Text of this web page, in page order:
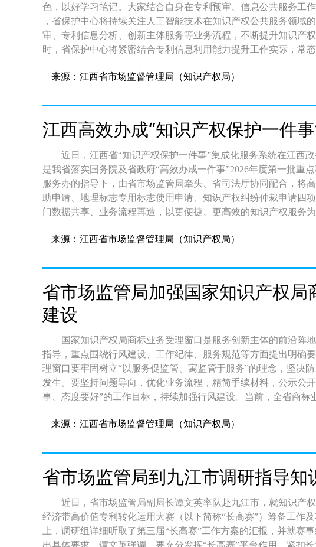
system.cponline.cnipa.gov.cn/conventionalSearch）。 大众组网络知识竞赛线上答题系统在黄河流域知识产权大
数据中心平台（网址：https://huanghe-ip.com）发布。 七、奖项设置 专业组决赛将评出一等奖3名、二等奖6
名、三等奖9名、优秀奖18名，现场予以通报表扬。 大众组线上答题后生成成绩，成绩优秀者将获得电子版
证书。 八、赛事培训 决赛期间，面向所有专业组决赛选手组织现场培训。赛后组织获奖选手进行经验分
参赛选手充分了解大赛、积极参与大赛，并遵守赛事规则。各知
务能力提升相关培训。及时宣传活动经验和成效，报送好的典型经验做法。 （三）做好赛
收取参赛费，专业组决赛期间的食宿由大赛主办方统一安排，住
担。 十、其他事宜 （一）参赛选手需签署参赛承诺书，承诺诚信参赛，遵守赛事纪律。 （二）专业组和大
件：1. 2026年全国知识产权公共服务信息检索分析技能大赛参赛承诺书 2. 2026年全国知识
服务信息检索分析技能大赛参赛人员（专业组）推荐表 3. 2026年全国知识产权公共服务信息检索分
析技能大赛参赛人员（专业组）报名表 国家知识产权局办公室 2026年6月26日 联系方式： 山东省知识产权
局 山东省知识产权事业发展中心 联系人：窦媛媛 米真真 电 话：0531–88198650 邮 箱：
mizhenzhen@shandong.cn 国家知识产权局专利局专利文献部 联系人：余文婷 施曙东 电 话：010–
道，以“主辅分工”模式联合开展产业导航预警，围绕共性难题争
向“实战实效”。 维吾尔自治区： 洛阳知识产权保护中心紧密围绕洛阳市江西省知识产权保护中心以落实合
作倡议清单为抓手，积极推动与各兄弟保护中心的深度协作，与
权纠纷，验证了中部协作机制的实践效能；在全省布局建立至少
纷纷表达了深化跨区域联动、开展资源共享、业务互帮互助、共
审协作规范、维权援助联动流程、信息共享平台建设及海外纠纷
六省知识产权快速协同保护联盟授旗交接仪式。依据联盟轮值工
心接续担任下一届轮值单位。在全体参会代表的共同见证下，江
护中心正式交接联盟旗帜。本次授旗交接进一步凝聚区域协作共
作任务无缝衔接、持续推进。 推进知识产权稿 源：省知识
色，以好学习笔记。大家结合自身在专利预审、信息公共服务工
，省保护中心将持续关注人工智能技术在知识产权公共服务领域
审、专利信息分析、创新主体服务等业务流程，不断提升知识产
时，省保护中心将紧密结合专利信息利用能力提升工作实际，常
服务保障。 通讯员：虞鹏涛
来源：江西省市场监督管理局（知识产权局）
江西高效办成“知识产权保护一件
近日，江西省“知识产权保护一件事”集成化服务系统在江西
是我省落实国务院及省政府“高效办成一件事”2026年度第一批重
服务办的指导下，由省市场监管局牵头、省司法厅协同配合，将
助申请、地理标志专用标志使用申请、知识产权纠纷仲裁申请四
门数据共享、业务流程再造，以更便捷、更高效的知识产权服务
台，搭建“知识产权保护一件事”专属入口，与省网上办事大厅完
群众提供“沉浸式”办事体验。 二是强化数据共享与闭环管理。按照全省统一的数据流转标准，各事项办理
信息在市场监管、司法行政等部门间按需共享，申请材料一次提
政务服务网和“赣服通”平台，实现全流程可查询、可追溯。系统
输、共享、反馈的标准规范，为跨部门协同提供制度保障。 三是健全安全运维保障机制。系统上线前已完
成全流程测试运行和功能优化，建立专人专责运维机制，事项责
备。同时，通过技术手段保障企业商业秘密和个人隐私数据安全
溯”。 打造“一次提交、多事联办”的服务模式 一是申请材料大幅精简。通过整合四类事项的申请表单，将原
先需分别填写的多份文书整合为“一份表单、一套材料”。申请主
块，根据情形引导勾选所需办理事项，系统自动生成联办申请表
复填报，实现“能共享的不重复、能调用的不提交”。 二是全流程网办免跑动。线上专区提供智能引导、材
助申请15个工作日内作出受理决定，地理标志专用标志使用申请
办、线下兜底通畅”。 三是重点场景精准覆盖。集成服务紧扣我省“1269”产业发展目标和企业高质量发展，
支持产学研联合申报高价值专利培育项目；维权援助为省内主体
询和侵权判定参考；地理标志专用标志申请助力区域特色品牌规
高效便捷的纠纷解决渠道。四项服务均免收除仲裁受理费外的任
下一步，省市场监管局、省司法厅将强化部门协同、技术保障与
不断提升企业和群众的获得感与满意度。同时，各地各相关部门
度，提高“知识产权保护一件事”的社会知晓度，广泛听取企业主
来源：江西省市场监督管理局（知识产权局）
省市场监管局加强国家知识产权局
建设
国家知识产权局商标业务受理窗口是服务创新主体的前沿阵
指导，重点围绕行风建设、工作纪律、服务规范等方面提出明确要求。 省市场监管局强调，各商标
理窗口要牢固树立“以服务促监管、寓监管于服务”的理念，坚决
发生。要坚持问题导向，优化业务流程，精简手续材料，公示公
事、态度要好”的工作目标，持续加强行风建设。当前，全省商标
各商标业务受理窗口行风建设，不断探索优化服务的新路径、新
实支撑。 稿源：知识产权发展处 通讯员：孙默涵
来源：江西省市场监督管理局（知识产权局）
省市场监管局到九江市调研指导知
近日，省市场监管局副局长谭文英率队赴九江市，就知识产
经济带高价值专利转化运用大赛（以下简称“长高赛”）筹备工作及项目
上，调研组详细听取了第三届“长高赛”工作方案的汇报，并就赛
出具体要求。谭文英强调，要充分发挥“长高赛”平台作用，紧扣